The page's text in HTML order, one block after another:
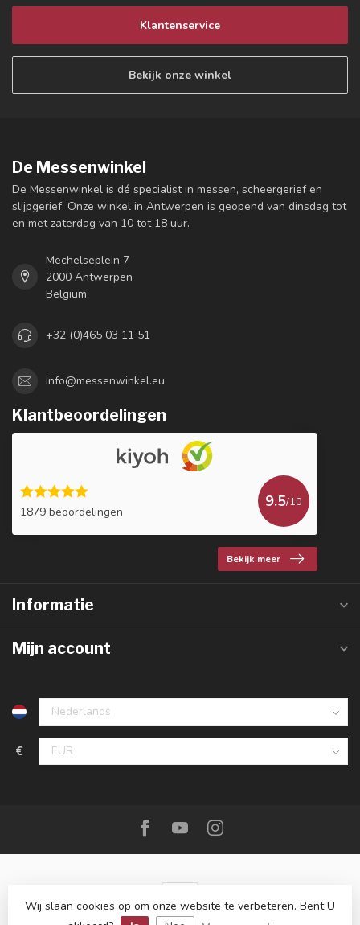
Klantenservice
Bekijk onze winkel
De Messenwinkel
De Messenwinkel is dé specialist in messen, scheergerief en
slijpgerief. Onze winkel in Antwerpen is geopend van dinsdag tot
en met zaterdag van 10 tot 18 uur.
Mechelseplein 7
2000 Antwerpen
Belgium
+32 (0)465 03 11 51
info@messenwinkel.eu
Klantbeoordelingen
1879 beoordelingen
9.5/10
Bekijk meer
Informatie
Mijn account
€
Wij slaan cookies op om onze website te verbeteren. Bent U